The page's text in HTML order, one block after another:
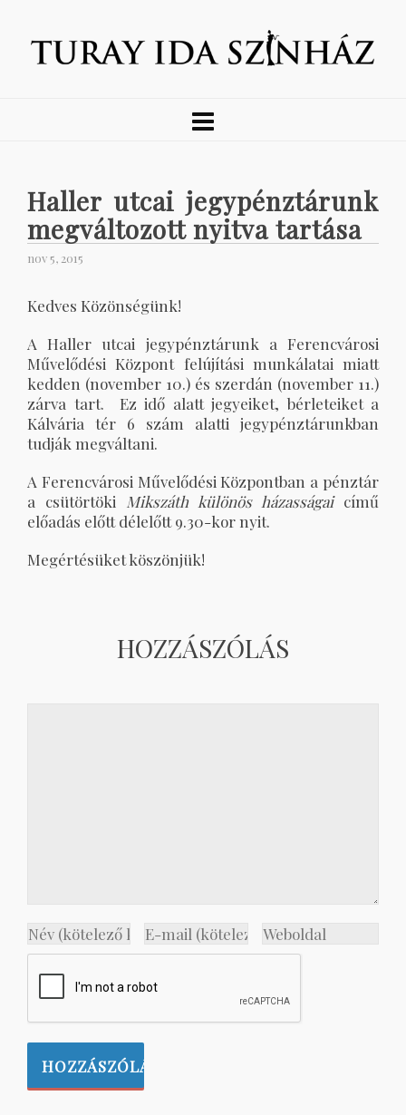
Haller utcai jegypénztárunk
megváltozott nyitva tartása
nov 5, 2015
Kedves Közönségünk!
A Haller utcai jegypénztárunk a Ferencvárosi
Művelődési Központ felújítási munkálatai miatt
kedden (november 10.) és szerdán (november 11.)
zárva tart. Ez idő alatt jegyeiket, bérleteiket a
Kálvária tér 6 szám alatti jegypénztárunkban
tudják megváltani.
A Ferencvárosi Művelődési Központban a pénztár
a csütörtöki Mikszáth különös házasságai című
előadás előtt délelőtt 9.30-kor nyit.
Megértésüket köszönjük!
HOZZÁSZÓLÁS